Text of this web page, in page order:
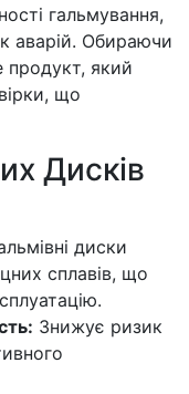
гальмування,
аварій. Обираючи
продукт, який
що
Дисків
диски
сплавів, що
Знижує ризик